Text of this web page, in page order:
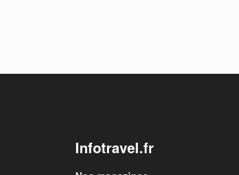
Infotravel.fr